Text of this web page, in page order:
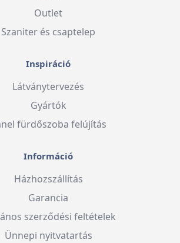
Outlet
Szaniter és csaptelep
Inspiráció
Látványtervezés
Gyártók
fürdőszoba felújítás
Információ
Házhozszállítás
Garancia
szerződési feltételek
Ünnepi nyitvatartás